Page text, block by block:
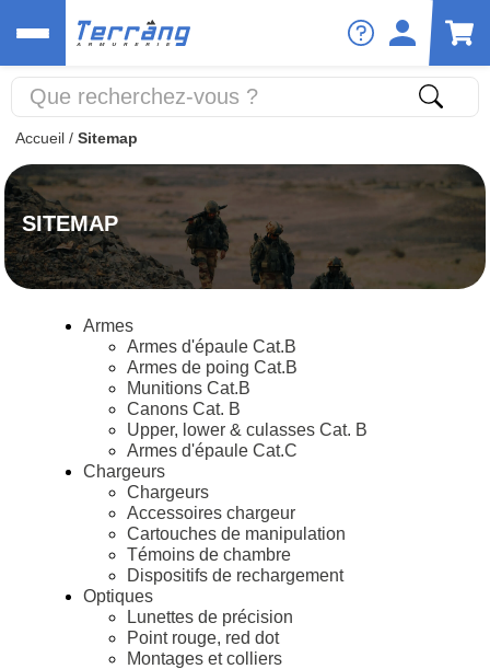
Accueil / Sitemap
SITEMAP
Armes
Armes d'épaule Cat.B
Armes de poing Cat.B
Munitions Cat.B
Canons Cat. B
Upper, lower & culasses Cat. B
Armes d'épaule Cat.C
Chargeurs
Chargeurs
Accessoires chargeur
Cartouches de manipulation
Témoins de chambre
Dispositifs de rechargement
Optiques
Lunettes de précision
Point rouge, red dot
Montages et colliers